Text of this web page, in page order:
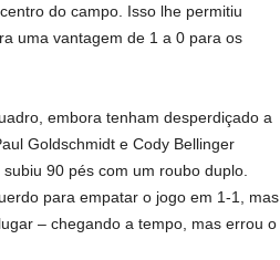
do campo. Isso lhe permitiu
uma vantagem de 1 a 0 para os
embora tenham desperdiçado a
Goldschmidt e Cody Bellinger
90 pés com um roubo duplo.
para empatar o jogo em 1-1, mas
– chegando a tempo, mas errou o